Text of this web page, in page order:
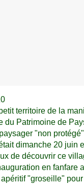
territoire de la
du Patrimoine de
"non
dimanche 20 juin
de découvrir ce
en fanfare
"groseille"